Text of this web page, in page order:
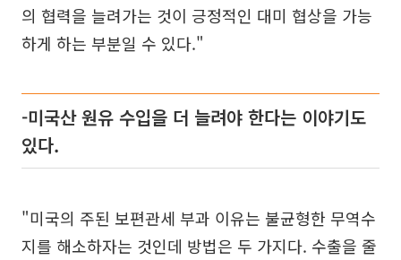
의 협력을 늘려가는 것이 긍정적인 대미 협상을 가능
하게 하는 부분일 수 있다."
-미국산 원유 수입을 더 늘려야 한다는 이야기도
있다.
"미국의 주된 보편관세 부과 이유는 불균형한 무역수
지를 해소하자는 것인데 방법은 두 가지다. 수출을 줄